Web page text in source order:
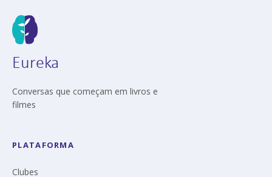
Eureka
Conversas que começam em livros e
filmes
PLATAFORMA
Clubes